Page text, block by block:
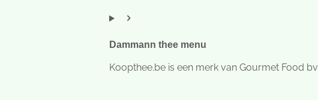
m e
t
Dammann thee menu
Koopthee.be is een merk van Gourmet Food bv